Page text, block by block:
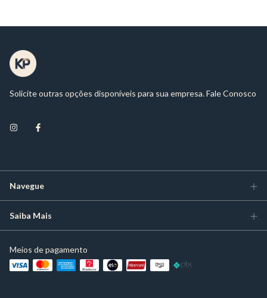
Solicite outras opções disponíveis para sua empresa. Fale Conosco
Navegue
Saiba Mais
Meios de pagamento